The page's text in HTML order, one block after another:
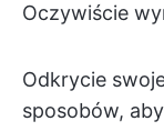
Oczywiście
Odkrycie
sposobów,